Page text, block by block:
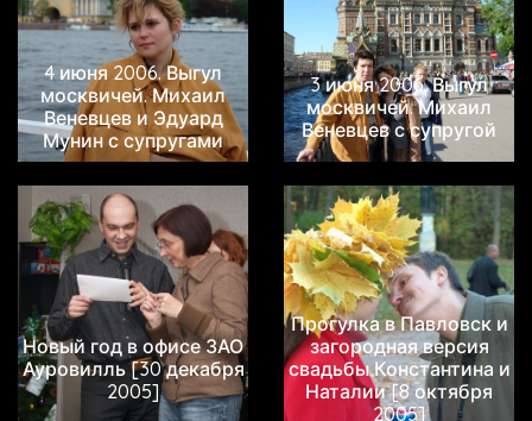
4 июня 2006. Выгул
москвичей. Михаил
Веневцев и Эдуард
Мунин с супругами
3 июня 2006. Выгул
москвичей. Михаил
Веневцев с супругой
Новый год в офисе ЗАО
Ауровилль [30 декабря
2005]
Прогулка в Павловск и
загородная версия
свадьбы Константина и
Наталии [8 октября
2005]